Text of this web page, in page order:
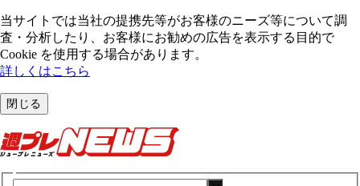
当サイトでは当社の提携先等がお客様のニーズ等について調
査・分析したり、お客様にお勧めの広告を表⽰する⽬的で
Cookie を使⽤する場合があります。
詳しくはこちら
閉じる